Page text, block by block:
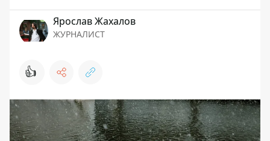
Ярослав Жахалов
ЖУРНАЛИСТ
👍